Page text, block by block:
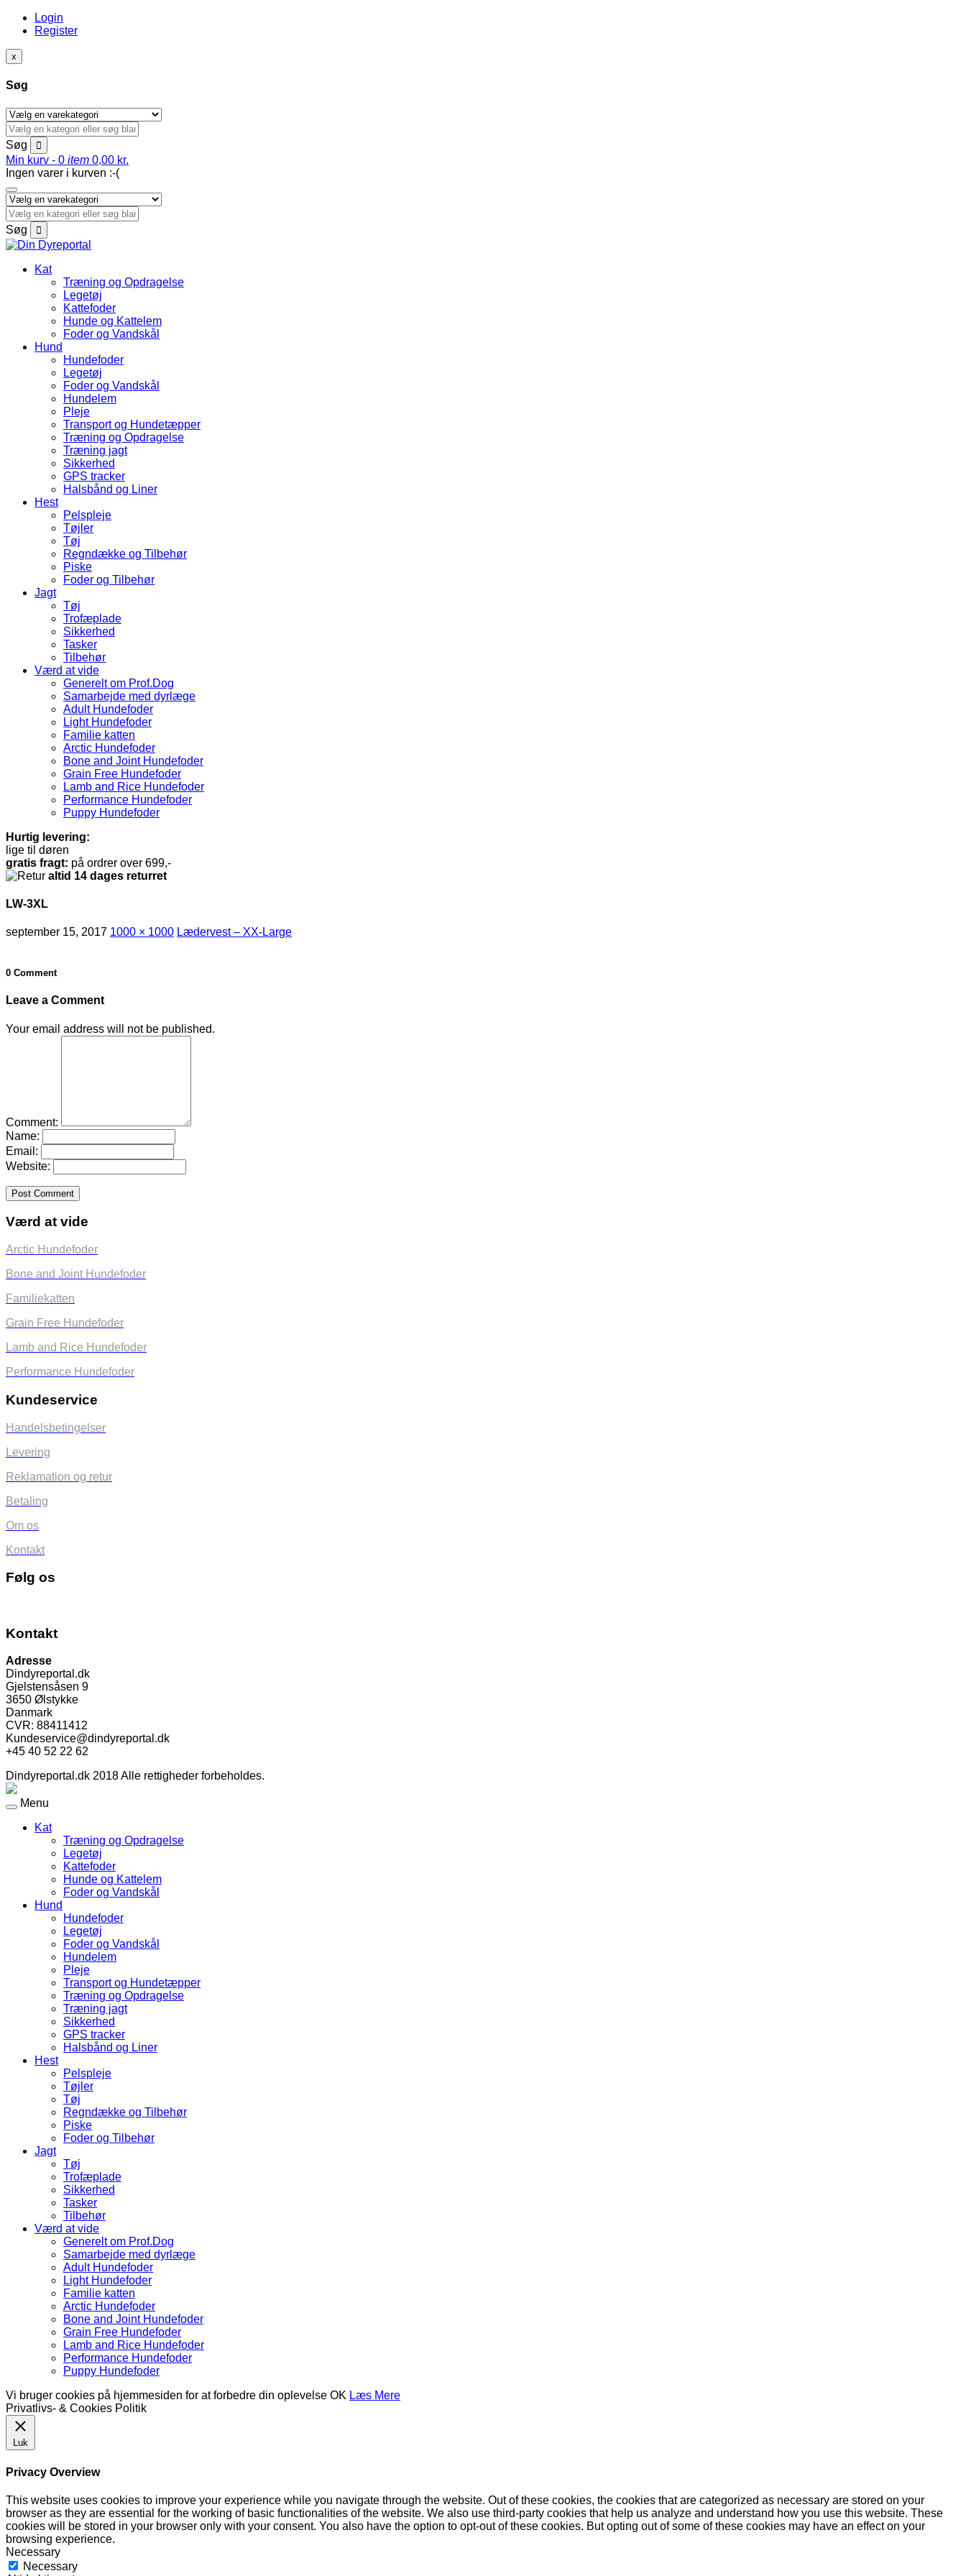
Login
Register
x
Søg
Søg
Min kurv - 0 item 0,00 kr.
Ingen varer i kurven :-(
Søg
Kat
Træning og Opdragelse
Legetøj
Kattefoder
Hunde og Kattelem
Foder og Vandskål
Hund
Hundefoder
Legetøj
Foder og Vandskål
Hundelem
Pleje
Transport og Hundetæpper
Træning og Opdragelse
Træning jagt
Sikkerhed
GPS tracker
Halsbånd og Liner
Hest
Pelspleje
Tøjler
Tøj
Regndække og Tilbehør
Piske
Foder og Tilbehør
Jagt
Tøj
Trofæplade
Sikkerhed
Tasker
Tilbehør
Værd at vide
Generelt om Prof.Dog
Samarbejde med dyrlæge
Adult Hundefoder
Light Hundefoder
Familie katten
Arctic Hundefoder
Bone and Joint Hundefoder
Grain Free Hundefoder
Lamb and Rice Hundefoder
Performance Hundefoder
Puppy Hundefoder
Hurtig levering:
lige til døren
gratis fragt: på ordrer over 699,-
altid 14 dages returret
LW-3XL
september 15, 2017 1000 × 1000 Lædervest – XX-Large
0 Comment
Leave a Comment
Your email address will not be published.
Comment:
Name:
Email:
Website:
Værd at vide
Arctic Hundefoder
Bone and Joint Hundefoder
Familiekatten
Grain Free Hundefoder
Lamb and Rice Hundefoder
Performance Hundefoder
Kundeservice
Handelsbetingelser
Levering
Reklamation og retur
Betaling
Om os
Kontakt
Følg os
Kontakt
Adresse
Dindyreportal.dk
Gjelstensåsen 9
3650 Ølstykke
Danmark
CVR: 88411412
Kundeservice@dindyreportal.dk
+45 40 52 22 62
Dindyreportal.dk 2018 Alle rettigheder forbeholdes.
Menu
Kat
Træning og Opdragelse
Legetøj
Kattefoder
Hunde og Kattelem
Foder og Vandskål
Hund
Hundefoder
Legetøj
Foder og Vandskål
Hundelem
Pleje
Transport og Hundetæpper
Træning og Opdragelse
Træning jagt
Sikkerhed
GPS tracker
Halsbånd og Liner
Hest
Pelspleje
Tøjler
Tøj
Regndække og Tilbehør
Piske
Foder og Tilbehør
Jagt
Tøj
Trofæplade
Sikkerhed
Tasker
Tilbehør
Værd at vide
Generelt om Prof.Dog
Samarbejde med dyrlæge
Adult Hundefoder
Light Hundefoder
Familie katten
Arctic Hundefoder
Bone and Joint Hundefoder
Grain Free Hundefoder
Lamb and Rice Hundefoder
Performance Hundefoder
Puppy Hundefoder
Vi bruger cookies på hjemmesiden for at forbedre din oplevelse OK Læs Mere
Privatlivs- & Cookies Politik
Luk
Privacy Overview
This website uses cookies to improve your experience while you navigate through the website. Out of these cookies, the cookies that are categorized as necessary are stored on your
browser as they are essential for the working of basic functionalities of the website. We also use third-party cookies that help us analyze and understand how you use this website. These
cookies will be stored in your browser only with your consent. You also have the option to opt-out of these cookies. But opting out of some of these cookies may have an effect on your
browsing experience.
Necessary
Necessary